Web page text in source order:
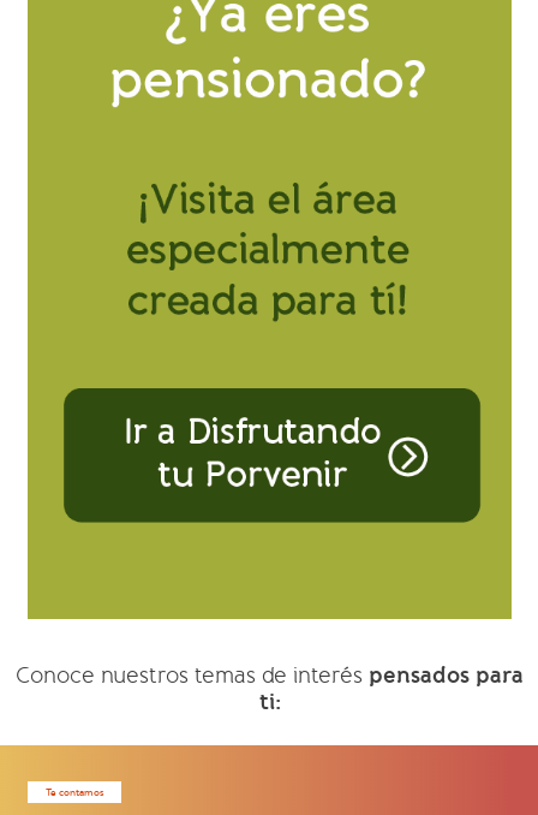
Conoce nuestros temas de interés pensados para
ti:
Te contamos